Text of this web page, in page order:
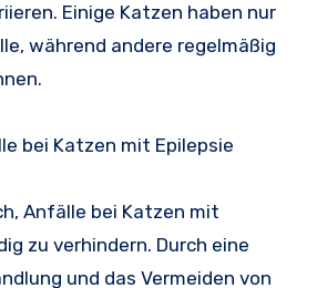
Einige Katzen haben nur
während andere regelmäßig
bei Katzen mit Epilepsie
Anfälle bei Katzen mit
zu verhindern. Durch eine
und das Vermeiden von